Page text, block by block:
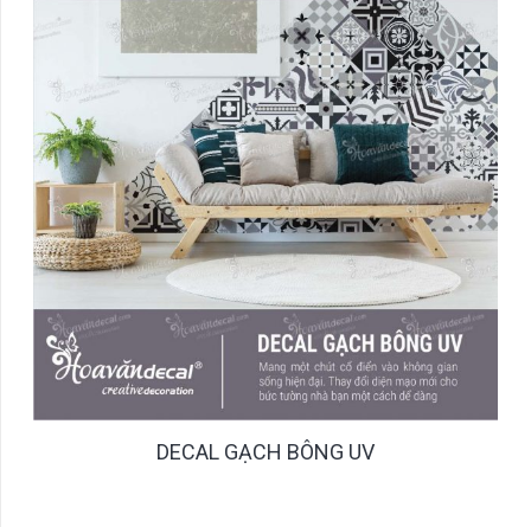
DECAL GẠCH BÔNG UV